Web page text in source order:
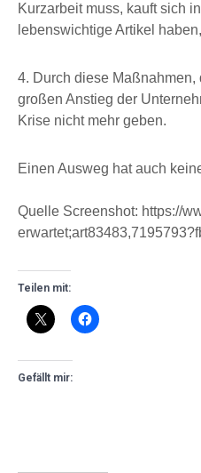
Kurzarbeit muss, kauft sich
lebenswichtige Artikel
4. Durch diese
großen Anstieg der
Krise nicht mehr geben.
Einen Ausweg hat auch
Quelle Screenshot: https://
Teilen mit:
Gefällt mir: